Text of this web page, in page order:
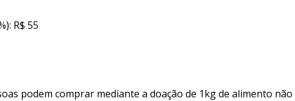
R$ 55
podem comprar mediante a doação de 1kg de alimento não